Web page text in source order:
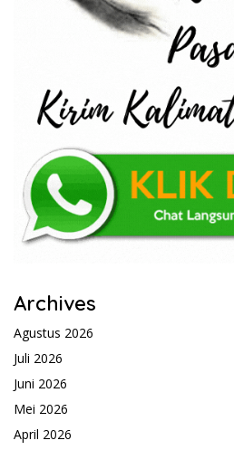
Archives
Agustus 2026
Juli 2026
Juni 2026
Mei 2026
April 2026